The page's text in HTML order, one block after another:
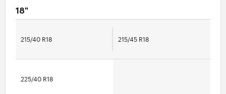
18"
215/40 R18 215/45 R18
225/40 R18